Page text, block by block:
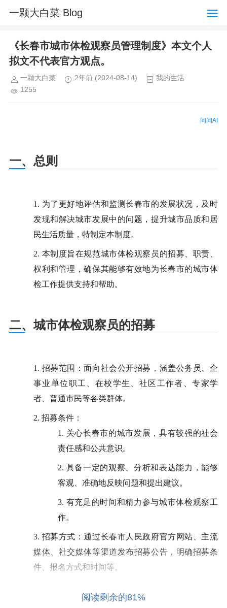
一颗大白菜 Blog
《长春市城市体检观察员管理制度》本文个人
拟文不代表官方观点。
一颗大白菜 2年前 (2024-08-14)
我的生活
1255
问问AI
一、总则
1. 为了更好地评估和监测长春市的发展状况，及时
发现和解决城市发展中的问题，提升城市品质和居
民生活质量，特制定本制度。
2. 本制度旨在规范城市体检观察员的招募、职责、
权利和管理，确保其能够有效地为长春市的城市体
检工作提供支持和帮助。
二、城市体检观察员的招募
1. 招募范围：面向社会公开招募，涵盖公务员、企
事业单位职工、在校学生、社区工作者、专家学
者、普通市民等各类群体。
2. 招募条件：
1. 关心长春市的城市发展，具有较强的社会
责任感和公共意识。
2. 具备一定的观察、分析和表达能力，能够
客观、准确地反映问题和提出建议。
3. 有充足的时间和精力参与城市体检观察工
作。
3. 招募方式：通过长春市人民政府官方网站、主流
媒体、社交媒体等渠道发布招募公告，明确招募条
件、报名方式和时间等。
阅读剩余的81%